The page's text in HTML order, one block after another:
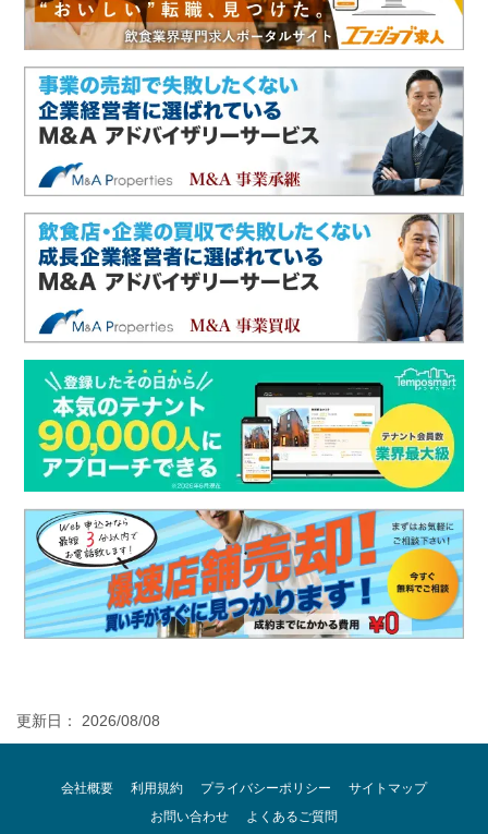
更新日： 2026/08/08
会社概要 利用規約 プライバシーポリシー
サイトマップ
お問い合わせ
よくあるご質問